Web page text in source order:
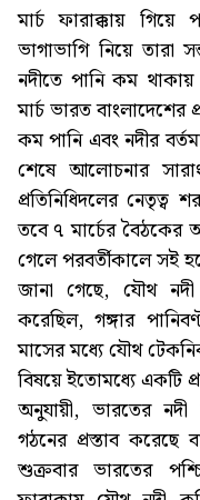
মার্চ ফারাক্কায়
ভাগাভাগি নিয়ে তারা
নদীতে পানি কম
মার্চ ভারত বাংলাদেশের
কম পানি এবং নদীর
শেষে আলোচনার
প্রতিনিধিদলের
তবে ৭ মার্চের
গেলে পরবর্তীকালে সই
জানা গেছে, যৌথ
করেছিল, গঙ্গার
মাসের মধ্যে যৌথ
বিষয়ে ইতোমধ্যে একটি
অনুযায়ী, ভারতের
গঠনের প্রস্তাব করেছে
শুক্রবার ভারতের